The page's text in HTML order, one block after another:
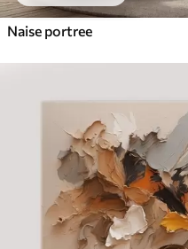
Naise portree